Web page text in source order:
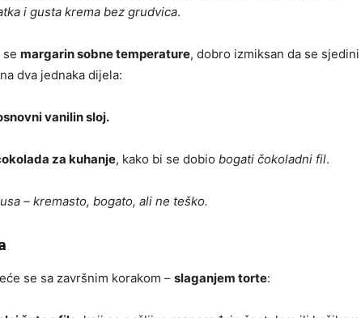
i gusta krema bez grudvica.
se margarin sobne temperature, dobro izmiksan da se sjedini
dva jednaka dijela:
vanilin sloj.
za kuhanje, kako bi se dobio bogati čokoladni fil.
– kremasto, bogato, ali ne teško.
se sa završnim korakom – slaganjem torte: